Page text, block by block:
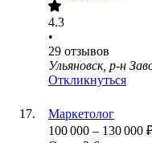
4.3
•
29 отзывов
Ульяновск, р-н
Откликнуться
Маркетолог
100 000 – 130 000